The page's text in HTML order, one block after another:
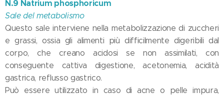
N.9 Natrium phosphoricum
Sale del metabolismo
Questo sale interviene nella metabolizzazione di zuccheri
e grassi, ossia gli alimenti più difficilmente digeribili dal
corpo, che creano acidosi se non assimilati, con
conseguente cattiva digestione, acetonemia, acidità
gastrica, reflusso gastrico.
Può essere utilizzato in caso di acne o pelle impura,